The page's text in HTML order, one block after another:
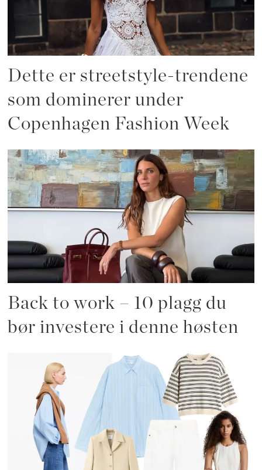
Dette er streetstyle-trendene
som dominerer under
Copenhagen Fashion Week
Back to work – 10 plagg du
bør investere i denne høsten